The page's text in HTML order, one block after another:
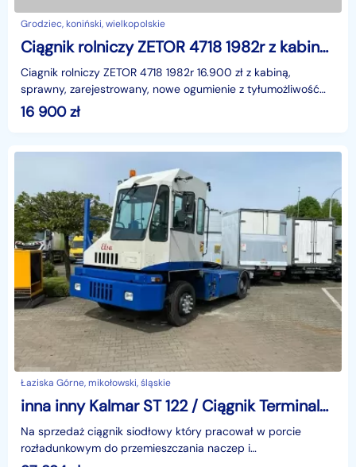
Grodziec, koniński, wielkopolskie
Ciągnik rolniczy ZETOR 4718 1982r z kabiną Możliwy transport
Ciagnik rolniczy ZETOR 4718 1982r 16.900 zł z kabiną,
sprawny, zarejestrowany, nowe ogumienie z tyłumożliwość
transportutel. 606-308-454 i tel. 517-336-895
16 900zł
Łaziska Górne, mikołowski, śląskie
inna inny Kalmar ST 122 / Ciągnik Terminalowy / Najtańszy w EU!
Na sprzedaż ciągnik siodłowy który pracował w porcie
rozładunkowym do przemieszczania naczep i